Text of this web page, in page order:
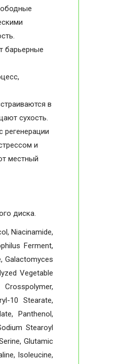
барьерные
в
сухость.
регенерации
и
местный
диска.
Niacinamide,
Ferment,
Galactomyces
Vegetable
10 Stearate,
Panthenol,
Stearoyl
Glutamic
Isoleucine,